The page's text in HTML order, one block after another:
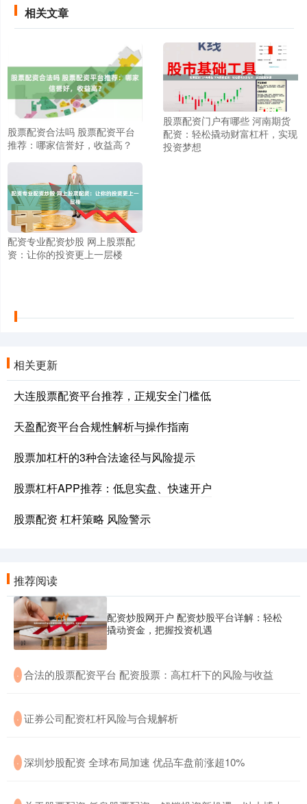
相关文章
股票配资合法吗 股票配资平台
推荐：哪家信誉好，收益高？
股票配资门户有哪些 河南期货
配资：轻松撬动财富杠杆，实现
投资梦想
配资专业配资炒股 网上股票配
资：让你的投资更上一层楼
相关更新
大连股票配资平台推荐，正规安全门槛低
天盈配资平台合规性解析与操作指南
股票加杠杆的3种合法途径与风险提示
股票杠杆APP推荐：低息实盘、快速开户
股票配资 杠杆策略 风险警示
推荐阅读
配资炒股网开户 配资炒股平台详解：轻松
撬动资金，把握投资机遇
· ​合法的股票配资平台 配资股票：高杠杆下的风险与收益
· ​证券公司配资杠杆风险与合规解析
· ​深圳炒股配资 全球布局加速 优品车盘前涨超10%